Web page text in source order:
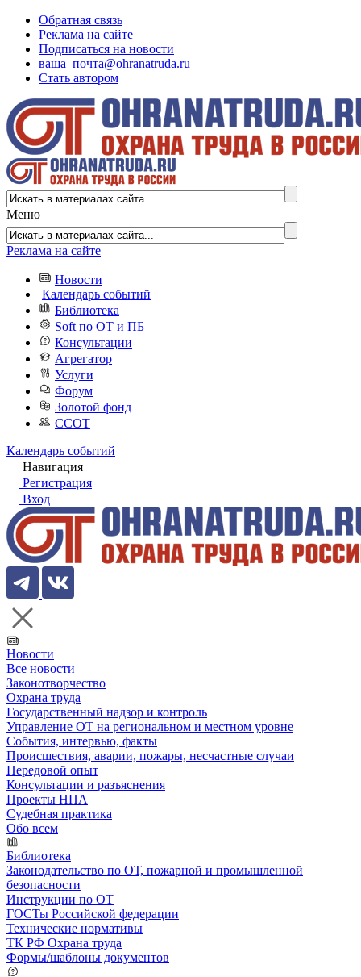
Обратная связь
Реклама на сайте
Подписаться на новости
ваша_почта@ohranatruda.ru
Стать автором
Меню
Реклама на сайте
Новости
Календарь событий
Библиотека
Soft по ОТ и ПБ
Консультации
Агрегатор
Услуги
Форум
Золотой фонд
ССОТ
Календарь событий
Навигация
Регистрация
Вход
Новости
Все новости
Законотворчество
Охрана труда
Государственный надзор и контроль
Управление ОТ на региональном и местном уровне
События, интервью, факты
Происшествия, аварии, пожары, несчастные случаи
Передовой опыт
Консультации и разъяснения
Проекты НПА
Судебная практика
Обо всем
Библиотека
Законодательство по ОТ, пожарной и промышленной
безопасности
Инструкции по ОТ
ГОСТы Российской федерации
Технические нормативы
ТК РФ Охрана труда
Формы/шаблоны документов